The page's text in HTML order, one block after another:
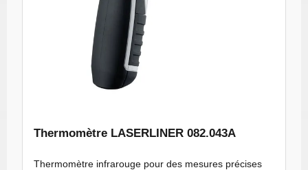
Thermomètre LASERLINER 082.043A
Thermomètre infrarouge pour des mesures précises